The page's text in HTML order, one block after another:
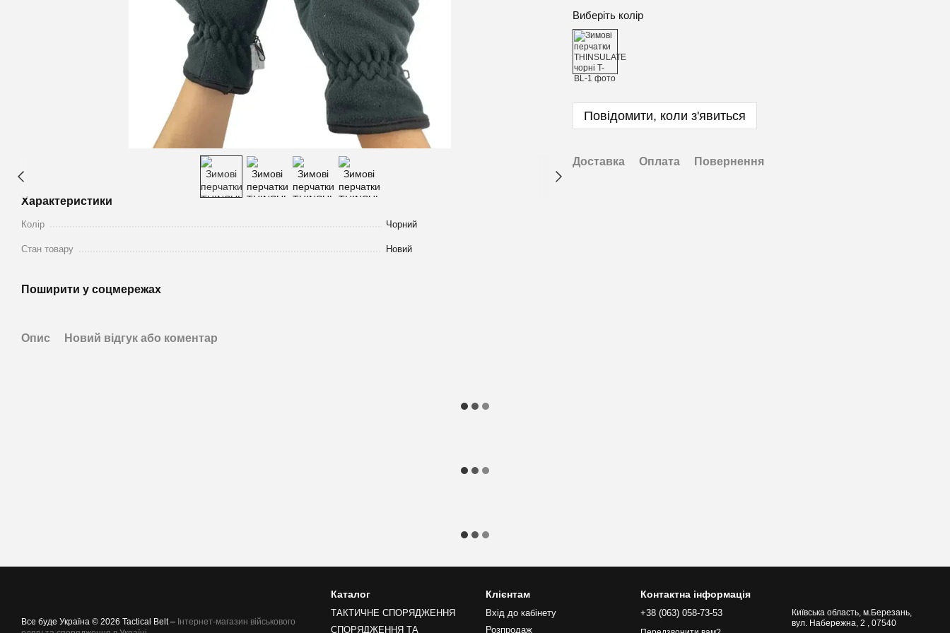
Характеристики
Колір Чорний
Стан товару Новий
Поширити у соцмережах
Виберіть колір
Повідомити, коли з'явиться
Доставка Оплата Повернення
Опис Новий відгук або коментар
Все буде Україна © 2026 Tactical Belt – Інтернет-магазин військового
Каталог
ТАКТИЧНЕ СПОРЯДЖЕННЯ
СПОРЯДЖЕННЯ ТА
Клієнтам
Вхід до кабінету
Розпродаж
Контактна інформація
+38 (063) 058-73-53
Київська область, м.Березань,
вул. Набережна, 2 , 07540